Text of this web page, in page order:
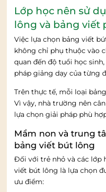
Lớp học nên sử
lông và bảng viết
Việc lựa chọn bảng viết
không chỉ phụ thuộc vào
quan đến độ tuổi học
pháp giảng dạy của từng
Trên thực tế, mỗi loại
Vì vậy, nhà trường nên
lựa chọn giải pháp phù
Mầm non và trung
bảng viết bút lông
Đối với trẻ nhỏ và các lớp
viết bút lông là lựa chọn
ưu điểm: